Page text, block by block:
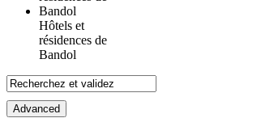
Hôtels et
résidences de
Bandol